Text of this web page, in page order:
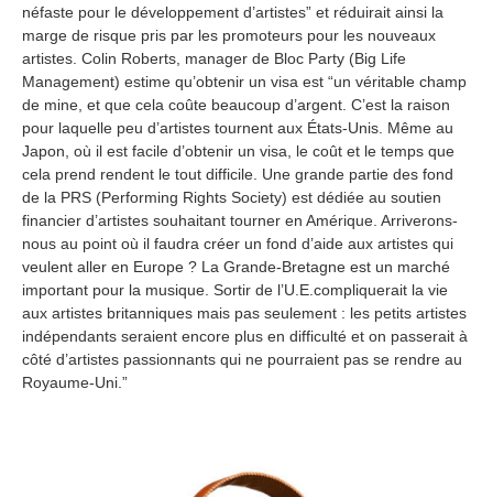
néfaste pour le développement d’artistes” et réduirait ainsi la
marge de risque pris par les promoteurs pour les nouveaux
artistes. Colin Roberts, manager de Bloc Party (Big Life
Management) estime qu’obtenir un visa est “un véritable champ
de mine, et que cela coûte beaucoup d’argent. C’est la raison
pour laquelle peu d’artistes tournent aux États-Unis. Même au
Japon, où il est facile d’obtenir un visa, le coût et le temps que
cela prend rendent le tout difficile. Une grande partie des fond
de la PRS (Performing Rights Society) est dédiée au soutien
financier d’artistes souhaitant tourner en Amérique. Arriverons-
nous au point où il faudra créer un fond d’aide aux artistes qui
veulent aller en Europe ? La Grande-Bretagne est un marché
important pour la musique. Sortir de l’U.E.compliquerait la vie
aux artistes britanniques mais pas seulement : les petits artistes
indépendants seraient encore plus en difficulté et on passerait à
côté d’artistes passionnants qui ne pourraient pas se rendre au
Royaume-Uni.”